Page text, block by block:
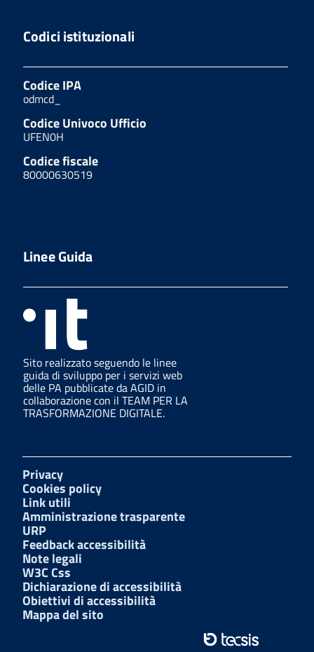
Codici istituzionali
Codice IPA
odmcd_
Codice Univoco Ufficio
UFEN0H
Codice fiscale
80000630519
Linee Guida
Sito realizzato seguendo le linee
guida di sviluppo per i servizi web
delle PA pubblicate da AGID in
collaborazione con il TEAM PER LA
TRASFORMAZIONE DIGITALE.
Privacy
Cookies policy
Link utili
Amministrazione trasparente
URP
Feedback accessibilità
Note legali
W3C Css
Dichiarazione di accessibilità
Obiettivi di accessibilità
Mappa del sito